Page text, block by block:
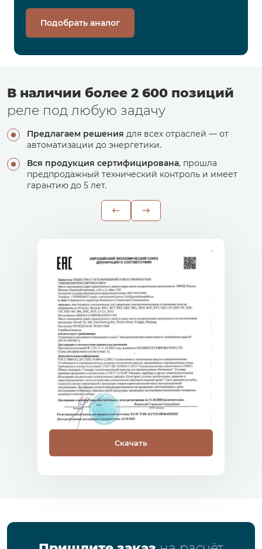
Подобрать аналог
В наличии более 2 600 позиций
реле под любую задачу
Предлагаем решения для всех отраслей — от
автоматизации до энергетики.
Вся продукция сертифицирована, прошла
предпродажный технический контроль и имеет
гарантию до 5 лет.
Скачать